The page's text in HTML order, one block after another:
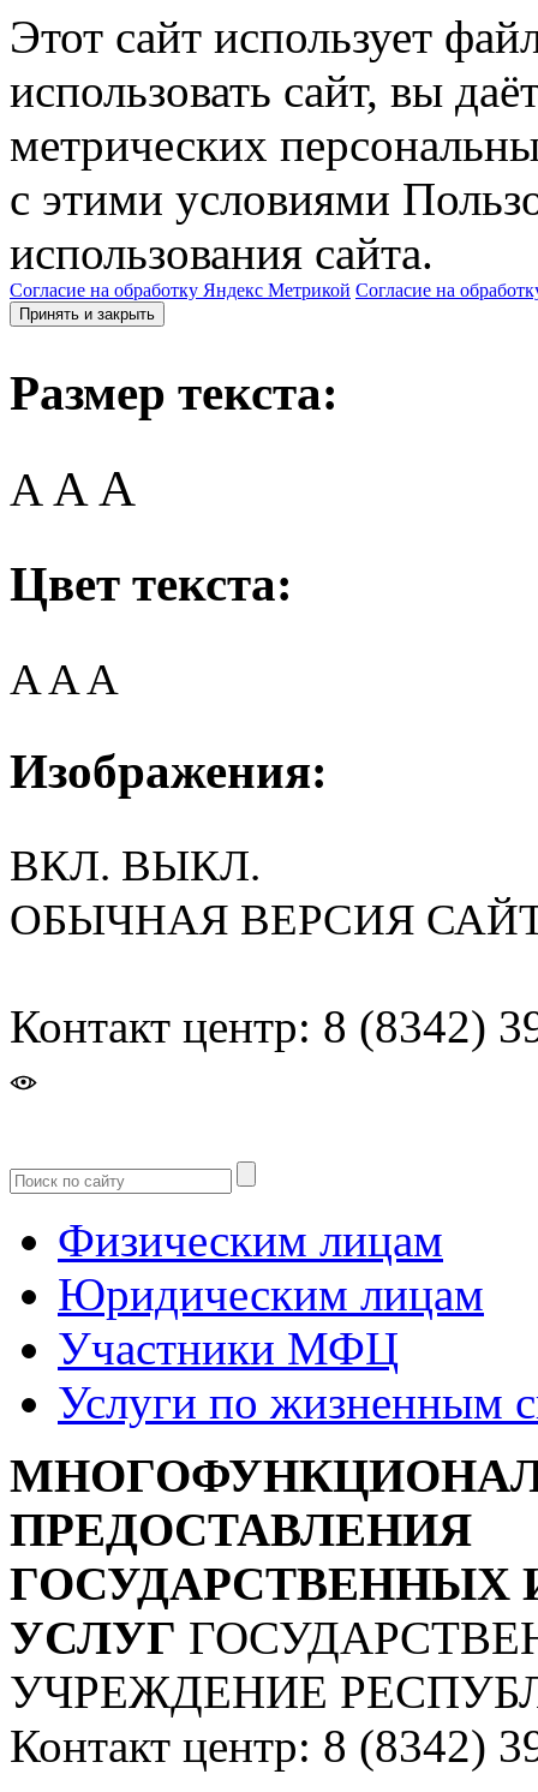
Этот сайт использует
использовать сайт, вы
метрических
с этими условиями
использования сайта.
Согласие на обработку Яндекс Метрикой Согласие на
Принять и закрыть
Размер текста:
A AA
Цвет текста:
AAA
Изображения:
ВКЛ. ВЫКЛ.
ОБЫЧНАЯ ВЕРСИЯ
Контакт центр: 8 (8342)
Физическим лицам
Юридическим лицам
Участники МФЦ
Услуги по жизненным
ПРЕДОСТАВЛЕНИЯ
УСЛУГ
УЧРЕЖДЕНИЕ
Контакт центр: 8 (8342)